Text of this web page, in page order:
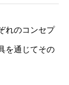
れのコンセプ
を通じてその